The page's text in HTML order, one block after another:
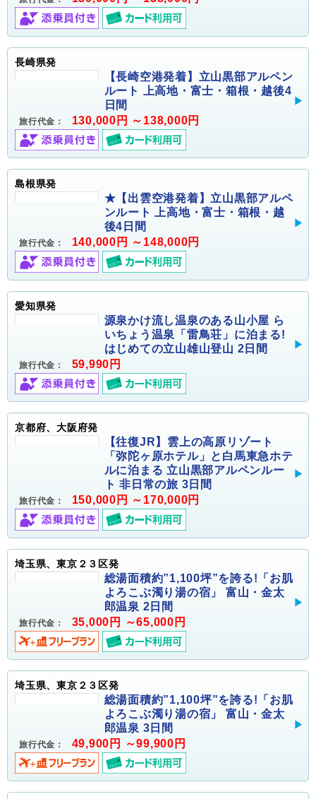
長崎県発
【長崎空港発着】立山黒部アルペン
ルート 上高地・富士・箱根・越後4
日間
旅行代金： 130,000円 ～138,000円
島根県発
★【出雲空港発着】立山黒部アルペ
ンルート 上高地・富士・箱根・越
後4日間
旅行代金： 140,000円 ～148,000円
愛知県発
源泉かけ流し温泉のある山小屋 ら
いちょう温泉「雷鳥荘」に泊まる!
はじめての立山雄山登山 2日間
旅行代金： 59,990円
京都府、大阪府発
【往復JR】雲上の高原リゾート
「弥陀ヶ原ホテル」と白馬東急ホテ
ルに泊まる 立山黒部アルペンルー
ト 非日常の旅 3日間
旅行代金： 150,000円 ～170,000円
埼玉県、東京２３区発
総湯面積約”1,100坪”を誇る!「お肌
よろこぶ濁り湯の宿」 富山・金太
郎温泉 2日間
旅行代金： 35,000円 ～65,000円
埼玉県、東京２３区発
総湯面積約”1,100坪”を誇る!「お肌
よろこぶ濁り湯の宿」 富山・金太
郎温泉 3日間
旅行代金： 49,900円 ～99,900円